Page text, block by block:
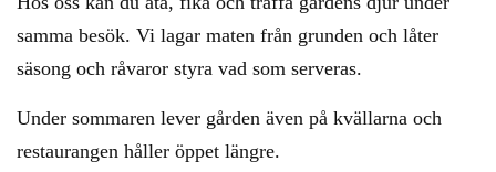
samma besök. Vi lagar maten från grunden och låter
säsong och råvaror styra vad som serveras.
Under sommaren lever gården även på kvällarna och
restaurangen håller öppet längre.